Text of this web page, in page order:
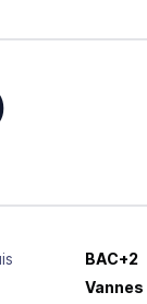
BAC+2
Vannes